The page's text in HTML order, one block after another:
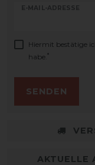
E-MAIL-ADRESSE
Hiermit bestätige
habe. *
SENDEN
AKTUELLE